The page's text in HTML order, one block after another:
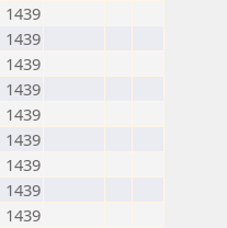
1439
1439
1439
1439
1439
1439
1439
1439
1439